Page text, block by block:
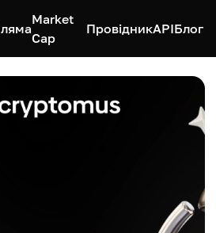
Market
Cap
ПровідникAPIБлог